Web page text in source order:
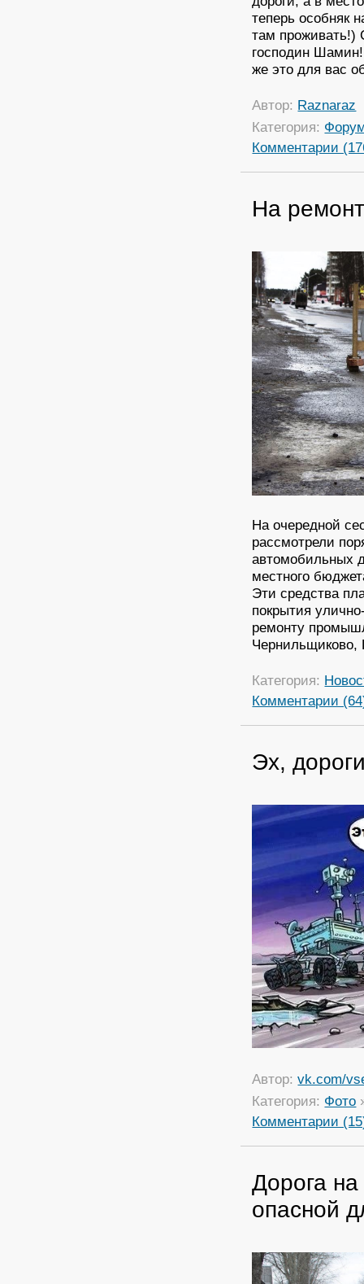
теперь особняк
там проживать!)
господин
же это для вас
Автор: Raznaraz
Категория:
Комментарии
На
На очередной
рассмотрели
автомобильных
местного
Эти средства
покрытия
ремонту
Чернильщиково,
Категория:
Комментарии
Эх,
Автор:vk.com/
Категория: Фото
Комментарии
Дорога
опасной